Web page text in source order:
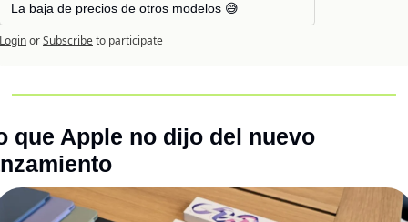
La baja de precios de otros modelos 😅
LoginorSubscribeto participate
que Apple no dijo del nuevo